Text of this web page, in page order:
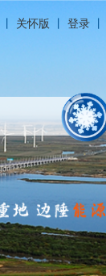
关怀版 登录